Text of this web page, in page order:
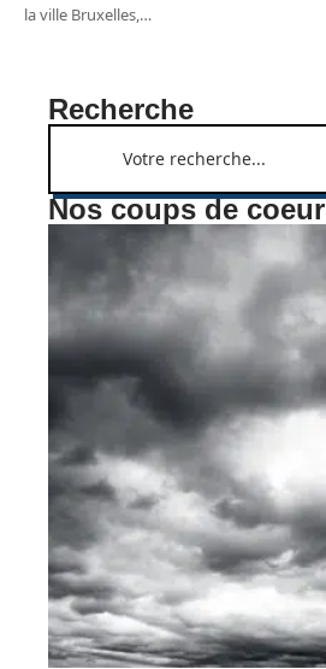
la ville Bruxelles, …
Recherche
Nos coups de coeur